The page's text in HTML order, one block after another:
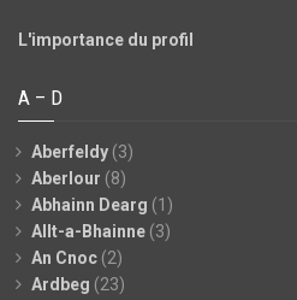
L'importance du profil
A – D
Aberfeldy (3)
Aberlour (8)
Abhainn Dearg (1)
Allt-a-Bhainne (3)
An Cnoc (2)
Ardbeg (23)